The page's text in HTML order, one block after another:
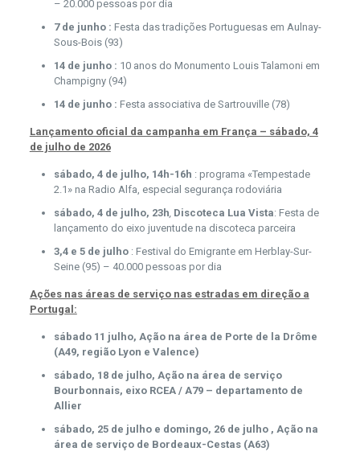
– 20.000 pessoas por dia
7 de junho : Festa das tradições Portuguesas em Aulnay-
Sous-Bois (93)
14 de junho : 10 anos do Monumento Louis Talamoni em
Champigny (94)
14 de junho : Festa associativa de Sartrouville (78)
Lançamento oficial da campanha em França – sábado, 4
de julho de 2026
sábado, 4 de julho, 14h-16h : programa «Tempestade
2.1» na Radio Alfa, especial segurança rodoviária
sábado, 4 de julho, 23h Discoteca Lua Vista: Festa de
lançamento do eixo juventude na discoteca parceira
3,4 e 5 de julho: Festival do Emigrante em Herblay-Sur-
Seine (95) – 40.000 pessoas por dia
Ações nas áreas de serviço nas estradas em direção a
Portugal:
sábado 11 julho, Ação na área de Porte de la Drôme
(A49, região Lyon e Valence)
sábado, 18 de julho, Ação na área de serviço
Bourbonnais, eixo RCEA / A79 – departamento de
Allier
sábado, 25 de julho e domingo, 26 de julho , Ação na
área de serviço de Bordeaux-Cestas (A63)